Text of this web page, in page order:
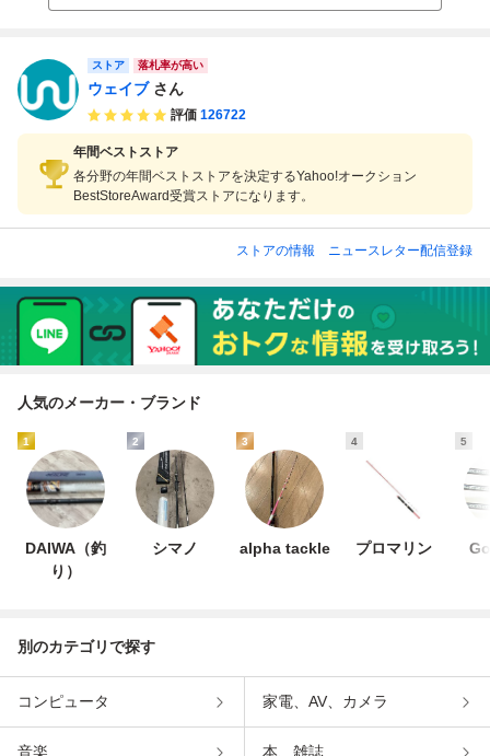
ストア 落札率が高い
ウェイブ さん
評価 126722
年間ベストストア
各分野の年間ベストストアを決定するYahoo!オークション
BestStoreAward受賞ストアになります。
ストアの情報 ニュースレター配信登録
人気のメーカー・ブランド
1
DAIWA（釣
り）
2
シマノ
3
alpha tackle
4
プロマリン
5
別のカテゴリで探す
コンピュータ 家電、AV、カメラ
音楽 本、雑誌